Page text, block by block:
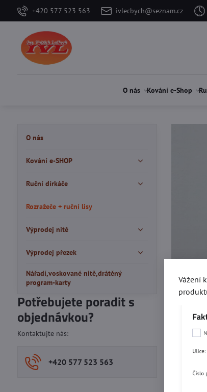
+420 577 523 563 ivlecbych@seznam.cz
O nás Kování e-Shop
O nás
Kování e-SHOP
Ruční dírkáče
Rozražeče + ruční lisy
Výprodej nitě
Výprodej přezek
Nářadí,voskované nitě,drátěný
program-karty
Potřebujete poradit s
objednávkou?
Kontaktujte nás:
+420 577 523 563
Vážení